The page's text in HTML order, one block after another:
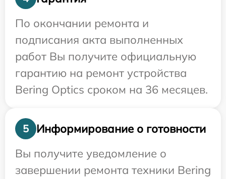
По окончании ремонта и
подписания акта выполненных
работ Вы получите официальную
гарантию на ремонт устройства
Bering Optics сроком на 36 месяцев.
5
Информирование о готовности
Вы получите уведомление о
завершении ремонта техники Bering